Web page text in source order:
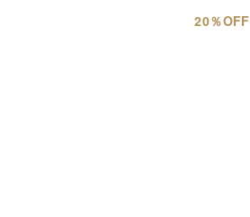
仲介手数料は法定上限額の20％OFF